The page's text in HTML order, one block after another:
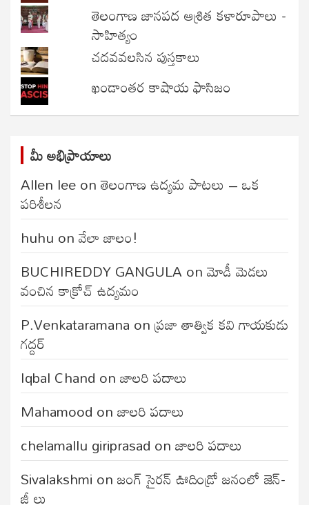
తెలంగాణ జానపద ఆశ్రిత కళారూపాలు -
సాహిత్యం
చదవవలసిన పుస్తకాలు
ఖండాంతర కాషాయ ఫాసిజం
మీ అభిప్రాయాలు
Allen leeonతెలంగాణ ఉద్యమ పాటలు – ఒక
పరిశీలన
huhu onవేలా జాలం!
BUCHIREDDY GANGULA onమోడీ మెడలు
వంచిన కాక్రోచ్ ఉద్యమం
P.Venkataramana onప్రజా తాత్విక కవి గాయకుడు
గద్దర్
Iqbal Chand onజాలరి పదాలు
Mahamood onజాలరి పదాలు
chelamallu giriprasad onజాలరి పదాలు
Sivalakshmi onజంగ్‌ సైరన్‌ ఊదిండ్రో జనంలో జెన్-
జీ లు